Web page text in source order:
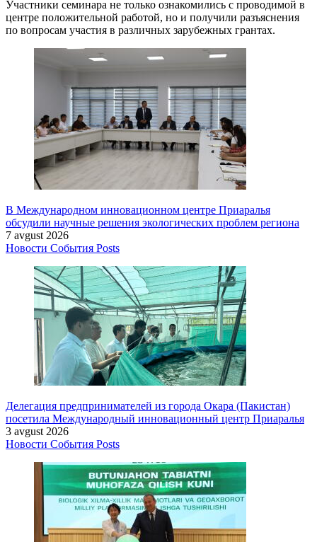
Участники семинара не только ознакомились с проводимой в
центре положительной работой, но и получили разъяснения
по вопросам участия в различных зарубежных грантах.
В Международном инновационном центре Приаралья
обсудили научные решения экологических проблем региона
7 avgust 2026
Новости События Posts
Делегация предпринимателей из города Окара (Пакистан)
посетила Международный инновационный центр Приаралья
3 avgust 2026
Новости События Posts